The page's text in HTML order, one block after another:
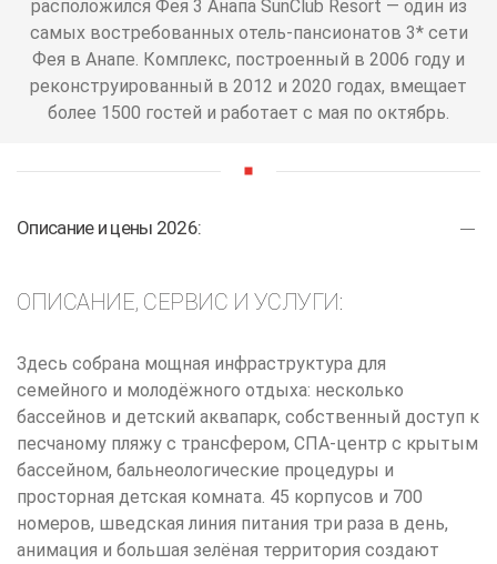
расположился Фея 3 Анапа SunClub Resort — один из
самых востребованных отель-пансионатов 3* сети
Фея в Анапе. Комплекс, построенный в 2006 году и
реконструированный в 2012 и 2020 годах, вмещает
более 1500 гостей и работает с мая по октябрь.
Описание и цены 2026:
ОПИСАНИЕ, СЕРВИС И УСЛУГИ:
Здесь собрана мощная инфраструктура для
семейного и молодёжного отдыха: несколько
бассейнов и детский аквапарк, собственный доступ к
песчаному пляжу с трансфером, СПА-центр с крытым
бассейном, бальнеологические процедуры и
просторная детская комната. 45 корпусов и 700
номеров, шведская линия питания три раза в день,
анимация и большая зелёная территория создают